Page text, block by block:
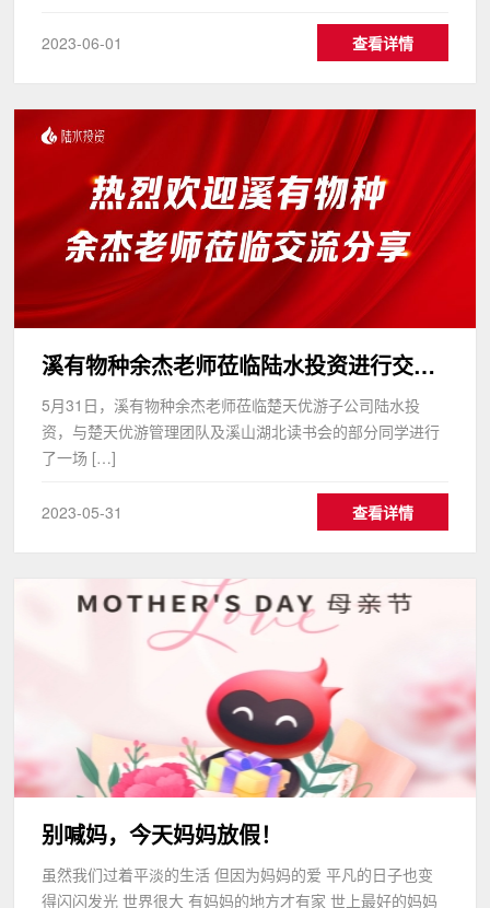
2023-06-01 查看详情
溪有物种余杰老师莅临陆水投资进行交流分享
5月31日，溪有物种余杰老师莅临楚天优游子公司陆水投
资，与楚天优游管理团队及溪山湖北读书会的部分同学进行
了一场 […]
2023-05-31 查看详情
别喊妈，今天妈妈放假！
虽然我们过着平淡的生活 但因为妈妈的爱 平凡的日子也变
得闪闪发光 世界很大 有妈妈的地方才有家 世上最好的妈妈